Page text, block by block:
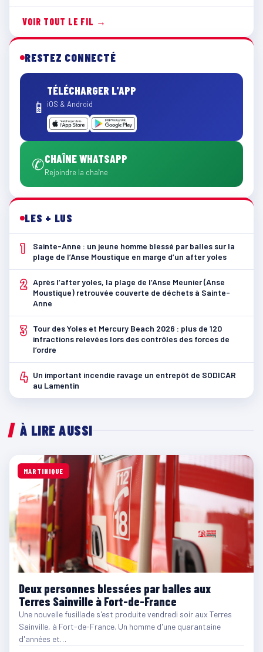
VOIR TOUT LE FIL →
RESTEZ CONNECTÉ
📱
TÉLÉCHARGER L'APP
iOS & Android
✆CHAÎNE WHATSAPP
Rejoindre la chaîne
LES + LUS
1
Sainte-Anne : un jeune homme blessé par balles sur la
plage de l’Anse Moustique en marge d’un after yoles
2 Après l’after yoles, la plage de l’Anse Meunier (Anse
Moustique) retrouvée couverte de déchets à Sainte-
Anne
3
Tour des Yoles et Mercury Beach 2026 : plus de 120
infractions relevées lors des contrôles des forces de
l’ordre
4 Un important incendie ravage un entrepôt de SODICAR
au Lamentin
À LIRE AUSSI
MARTINIQUE
Deux personnes blessées par balles aux
Terres Sainville à Fort-de-France
Une nouvelle fusillade s'est produite vendredi soir aux Terres
Sainville, à Fort-de-France. Un homme d'une quarantaine
d'années et…